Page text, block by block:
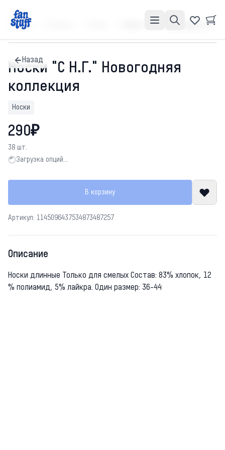
Главная Носки "С Н.Г." Новогодняя коллекция
Назад
Носки "С Н.Г." Новогодняя
коллекция
Носки
290₽
38 шт.
Загрузка опций…
Загрузка опций…
В корзину
Артикул: 1145096437534873487257
Описание
Носки длинные Только для смелых Состав: 83% хлопок, 12
% полиамид, 5% лайкра. Один размер: 36-44